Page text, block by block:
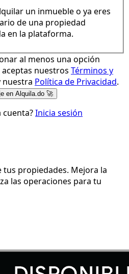
un inmueble o ya eres
de una propiedad
en la plataforma.
al menos una opción
nuestros Términos y
nuestra Política de Privacidad.
en Alquila.do 🚀
cuenta?Inicia sesión
tus propiedades. Mejora la
las operaciones para tu